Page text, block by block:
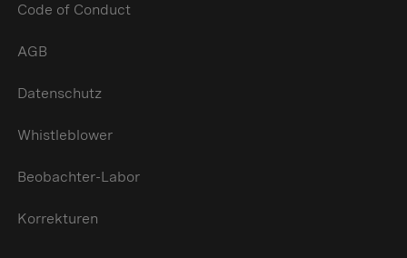
Code of Conduct
AGB
Datenschutz
Whistleblower
Beobachter-Labor
Korrekturen